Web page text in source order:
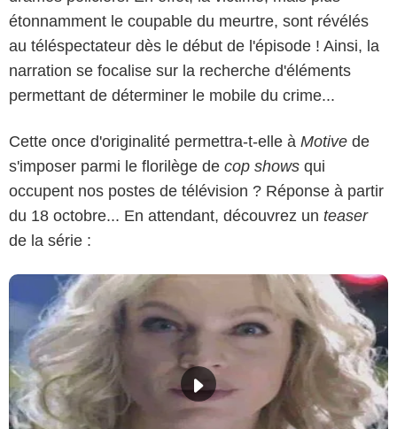
étonnamment le coupable du meurtre, sont révélés
au téléspectateur dès le début de l'épisode ! Ainsi, la
narration se focalise sur la recherche d'éléments
permettant de déterminer le mobile du crime...
Cette once d'originalité permettra-t-elle à Motive de
s'imposer parmi le florilège de cop shows qui
occupent nos postes de télévision ? Réponse à partir
du 18 octobre... En attendant, découvrez un teaser
de la série :